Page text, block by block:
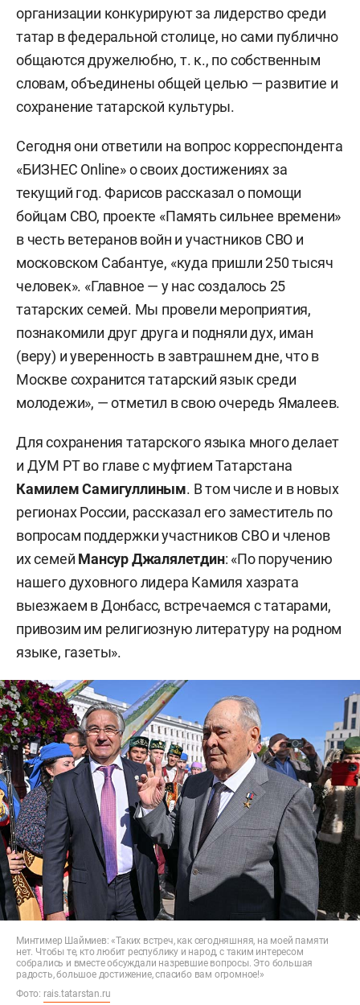
организации конкурируют за лидерство среди
татар в федеральной столице, но сами публично
общаются дружелюбно, т. к., по собственным
словам, объединены общей целью — развитие и
сохранение татарской культуры.
Сегодня они ответили на вопрос корреспондента
«БИЗНЕС Online» о своих достижениях за
текущий год. Фарисов рассказал о помощи
бойцам СВО, проекте «Память сильнее времени»
в честь ветеранов войн и участников СВО и
московском Сабантуе, «куда пришли 250 тысяч
человек». «Главное — у нас создалось 25
татарских семей. Мы провели мероприятия,
познакомили друг друга и подняли дух, иман
(веру) и уверенность в завтрашнем дне, что в
Москве сохранится татарский язык среди
молодежи», — отметил в свою очередь Ямалеев.
Для сохранения татарского языка много делает
и ДУМ РТ во главе с муфтием Татарстана
Камилем Самигуллиным. В том числе и в новых
регионах России, рассказал его заместитель по
вопросам поддержки участников СВО и членов
их семей Мансур Джалялетдин: «По поручению
нашего духовного лидера Камиля хазрата
выезжаем в Донбасс, встречаемся с татарами,
привозим им религиозную литературу на родном
языке, газеты».
Минтимер Шаймиев: «Таких встреч, как сегодняшняя, на моей памяти
нет. Чтобы те, кто любит республику и народ, с таким интересом
собрались и вместе обсуждали назревшие вопросы. Это большая
радость, большое достижение, спасибо вам огромное!»
Фото: rais.tatarstan.ru